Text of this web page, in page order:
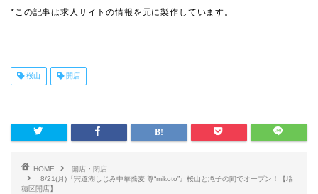
*この記事は求人サイトの情報を元に製作しています。
桜山 開店
HOME
開店・閉店
8/21(月)『宍道湖しじみ中華蕎麦 尊“mikoto”』桜山と滝子の間でオープン！【瑞
穂区開店】